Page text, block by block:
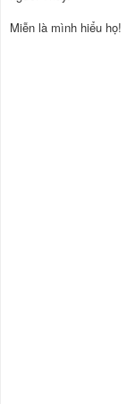
Miễn là mình hiểu họ!